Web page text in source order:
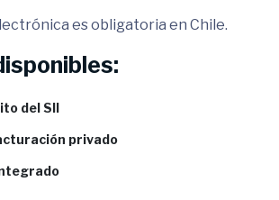
es obligatoria en Chile.
del SII
privado